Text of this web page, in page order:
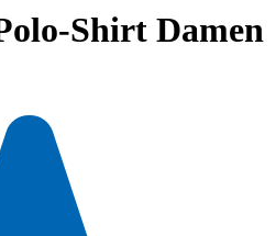
Shirt Damen